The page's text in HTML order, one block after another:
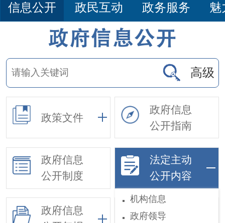
信息公开 政民互动 政务服务 魅
高级
政策文件
政府信息
公开指南
政府信息
公开制度
法定主动
公开内容
机构信息
政府领导
政府信息
依申请公开